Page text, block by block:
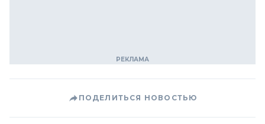
ПОДЕЛИТЬСЯ НОВОСТЬЮ